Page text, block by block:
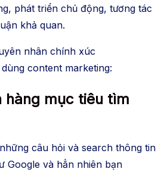
, phát triển chủ động, tương tác
khả quan.
nhân chính xúc
dùng content marketing:
hàng mục tiêu tìm
câu hỏi và search thông tin
Google và hẳn nhiên bạn